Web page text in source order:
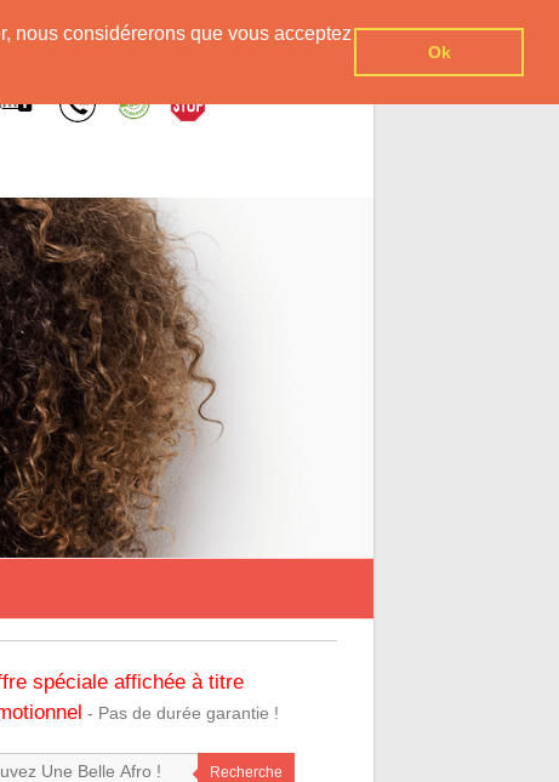
nous considérerons que vous acceptez
Ok
spéciale affichée à titre
- Pas de durée garantie !
Recherche